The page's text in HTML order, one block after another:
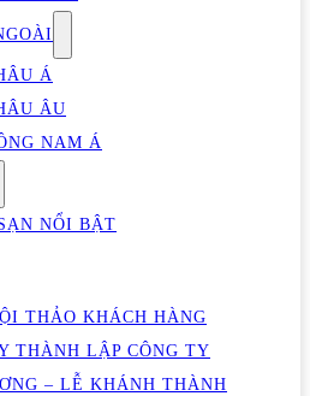
Á
ÂU
NAM Á
NỔI BẬT
THẢO KHÁCH HÀNG
THÀNH LẬP CÔNG TY
– LỄ KHÁNH THÀNH